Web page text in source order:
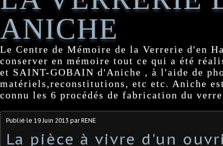
ANICHE
Le Centre de Mémoire de la Verrerie d'en
conserver en mémoire tout ce qui a été
et SAINT-GOBAIN d'Aniche , à l'aide de
matériels,reconstitutions, etc etc. Aniche
connu les 6 procédés de fabrication du
Publié le 19 Juin 2013 par RENE
La pièce à vivre d'un